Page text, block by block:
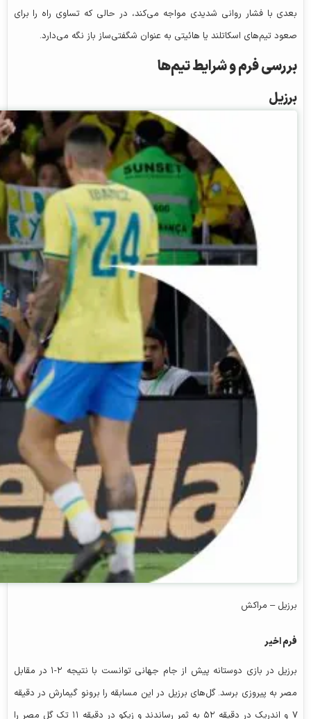
بعدی با فشار روانی شدیدی مواجه می‌کند، در حالی که تساوی راه را برای
صعود تیم‌های اسکاتلند یا هائیتی به عنوان شگفتی‌ساز باز نگه می‌دارد.
بررسی فرم و شرایط تیم‌ها
برزیل
برزیل – مراکش
فرم اخیر
برزیل در بازی دوستانه پیش از جام جهانی توانست با نتیجه ۲-۱ در مقابل
مصر به پیروزی برسد. گل‌های برزیل در این مسابقه را برونو گیمارش در دقیقه
۷ و اندریک در دقیقه ۵۲ به ثمر رساندند و زیکو در دقیقه ۱۱ تک گل مصر را